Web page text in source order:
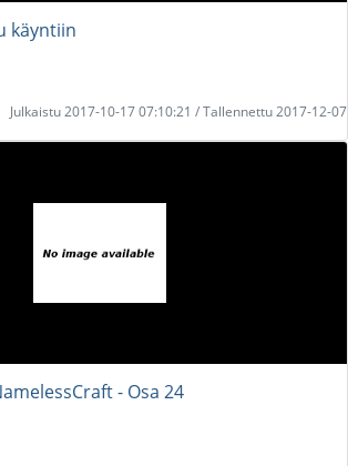
käyntiin
Julkaistu 2017-10-17 07:10:21 / Tallennettu 2017-12-07
- Osa 24